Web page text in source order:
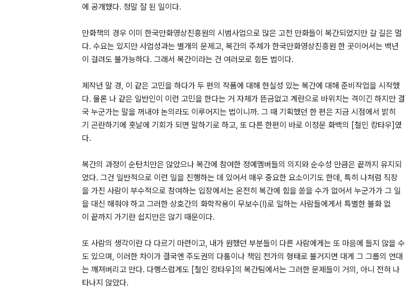
에 공개했다. 정말 잘 된 일이다.
만화책의 경우 이미 한국만화영상진흥원의 시범사업으로 많은 고전 만화들이 복간되었지만 갈 길은 멀
다. 수요는 있지만 사업성과는 별개의 문제고, 복간의 주체가 한국만화영상진흥원 한 곳이어서는 백년
이 걸려도 불가능하다. 그래서 복간이라는 건 여러모로 힘든 법이다.
제작년 말 경, 이 같은 고민을 하다가 두 편의 작품에 대해 현실성 있는 복간에 대해 준비작업을 시작했
다. 물론 나 같은 일반인이 이런 고민을 한다는 거 자체가 뜬금없고 계란으로 바위치는 격이긴 하지만 결
국 누군가는 말을 꺼내야 논의라도 이루어지는 법이니까. 그 때 기획했던 한 편은 지금 시점에서 밝히
기 곤란하기에 훗날에 기회가 되면 말하기로 하고, 또 다른 한편이 바로 이정문 화백의 [철인 캉타우]였
다.
복간의 과정이 순탄치만은 않았으나 복간에 참여한 정예멤버들의 의지와 순수성 만큼은 끝까지 유지되
었다. 그건 일반적으로 이런 일을 진행하는 데 있어서 매우 중요한 요소이기도 한데, 특히 나처럼 직장
을 가진 사람이 부수적으로 참여하는 입장에서는 온전히 복간에 힘을 쏟을 수가 없어서 누군가가 그 일
을 대신 해줘야 하고 그러한 상호간의 화학작용이 무보수(!)로 일하는 사람들에게서 특별한 불화 없
이 끝까지 가기란 쉽지만은 않기 때문이다.
또 사람의 생각이란 다 다르기 마련이고, 내가 원했던 부분들이 다른 사람에게는 또 마음에 들지 않을 수
도 있으며, 이러한 차이가 결국엔 주도권의 다툼이나 책임 전가의 형태로 불거지면 대게 그 그룹의 연대
는 깨져버리고 만다. 다행스럽게도 [철인 캉타우]의 복간팀에서는 그러한 문제들이 거의, 아니 전혀 나
타나지 않았다.